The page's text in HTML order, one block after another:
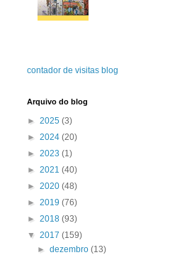
contador de visitas blog
Arquivo do blog
► 2025 (3)
► 2024 (20)
► 2023 (1)
► 2021 (40)
► 2020 (48)
► 2019 (76)
► 2018 (93)
▼ 2017 (159)
►dezembro(13)